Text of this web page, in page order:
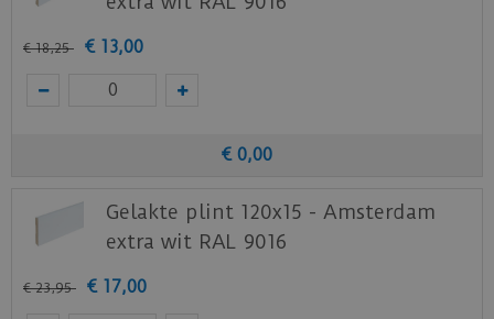
€ 18,25 € 13,00
€ 0,00
Gelakte plint 120x15 - Amsterdam
extra wit RAL 9016
€ 23,95 € 17,00